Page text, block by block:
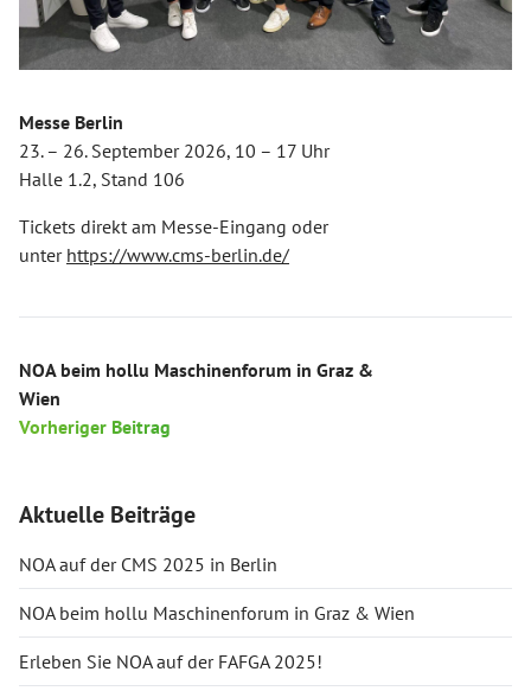
Messe Berlin
23. – 26. September 2026, 10 – 17 Uhr
Halle 1.2, Stand 106
Tickets direkt am Messe-Eingang oder
unter https://www.cms-berlin.de/
NOA beim hollu Maschinenforum in Graz &
Wien
Vorheriger Beitrag
Aktuelle Beiträge
NOA auf der CMS 2025 in Berlin
NOA beim hollu Maschinenforum in Graz & Wien
Erleben Sie NOA auf der FAFGA 2025!